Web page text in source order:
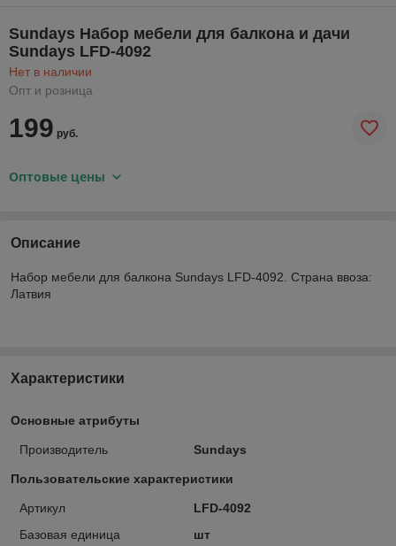
Sundays Набор мебели для балкона и дачи
Sundays LFD-4092
Нет в наличии
Опт и розница
199 руб.
Оптовые цены
Описание
Набор мебели для балкона Sundays LFD-4092. Страна ввоза:
Латвия
Характеристики
Основные атрибуты
Производитель Sundays
Пользовательские характеристики
Артикул
LFD-4092
Базовая единица
шт